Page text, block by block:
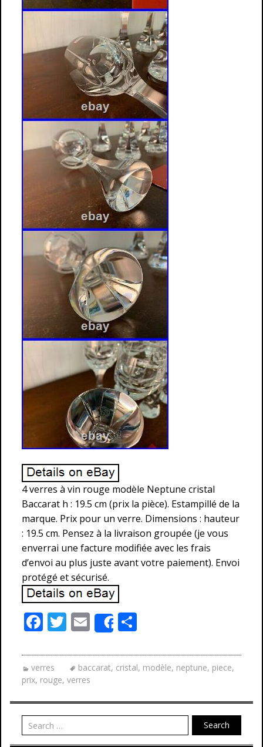
4 verres à vin rouge modèle Neptune cristal
Baccarat h : 19.5 cm (prix la pièce). Estampillé de la
marque. Prix pour un verre. Dimensions : hauteur
: 19.5 cm. Pensez à la livraison groupée (je vous
enverrai une facture modifiée avec les frais
d’envoi au plus juste avant votre paiement). Envoi
protégé et sécurisé.
F
e
b
o
o
k
T
itt
er
E
m
ai
l
Share
ta
g
er
verres baccarat, cristal, modèle, neptune, piece,
prix, rouge, verres
Search